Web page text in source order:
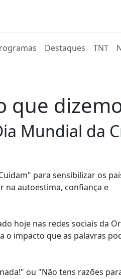
Destaques TNT
que
Mundial da
para sensibilizar os
na autoestima, confiança e
hoje nas redes sociais da
o impacto que as palavras
ou "Não tens razões